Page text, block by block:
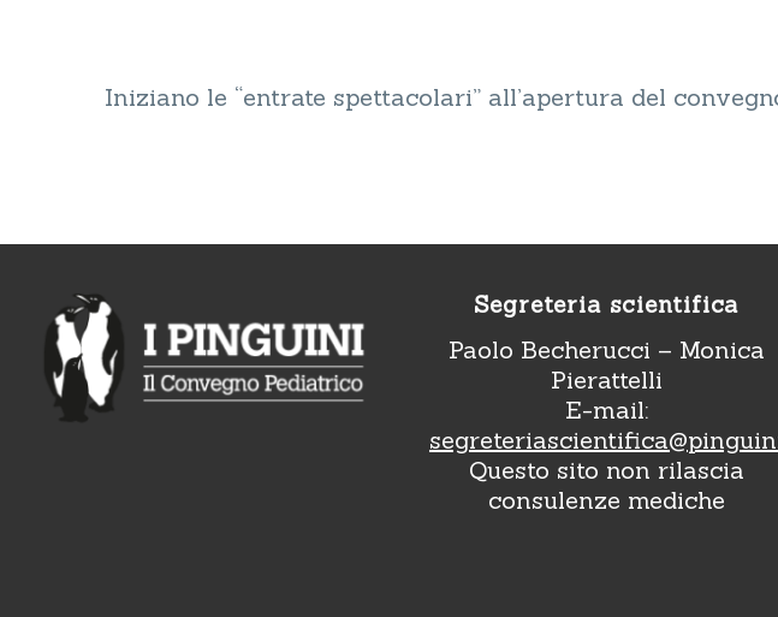
Iniziano le “entrate spettacolari” all’apertura del
Segreteria scientifica
Paolo Becherucci – Monica
Pierattelli
E-mail:
Questo sito non rilascia
consulenze mediche